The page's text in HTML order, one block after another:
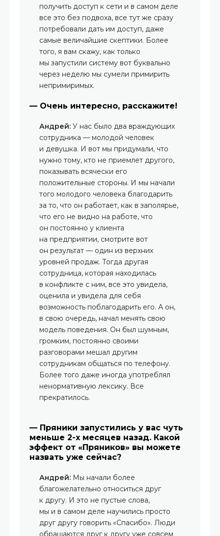
получить доступ к сети и в самом деле
все это без подвоха, все тут же сразу
потребовали дать им доступ, даже
самые величайшие скептики. Более
того, я вам скажу, как только
мы запустили систему вот буквально
через неделю мы сумели примирить
непримиримых.
— Очень интересно, расскажите!
Андрей: У нас было два враждующих
сотрудника — молодой человек
и девушка. И вот мы придумали, что
нужно тому, кто не приемлет другого,
показывать всячески его
положительные стороны. И мы начали
того молодого человека благодарить
за то, что он работает, как в заполярье,
что его не видно на работе, что
он постоянно у клиента
на предприятии, смотрите вот
он результат — один из верхних
уровней продаж. Тогда другая
сотрудница, которая находилась
в конфликте с ним, все это увидела,
оценила и увидела для себя
возможность поблагодарить его. А он,
в свою очередь, начал менять свою
модель поведения. Он был шумным,
громким, постоянно своими
разговорами мешал другим
сотрудникам общаться по телефону.
Более того даже иногда употреблял
ненормативную лексику. Все
прекратилось.
— Пряники запустились у вас чуть
меньше 2-х месяцев назад. Какой
эффект от «Пряников» вы можете
назвать уже сейчас?
Андрей: Мы начали более
благожелательно относиться друг
к другу. И это не пустые слова,
мы и в самом деле научились просто
друг другу говорить «Спасибо». Люди
обращаются друг к другу уже совсем